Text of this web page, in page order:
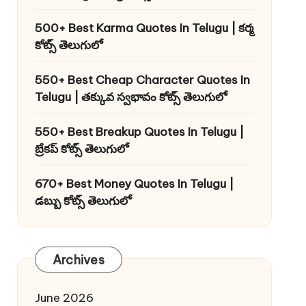
500+ Best Karma Quotes In Telugu | కర్మ
కోట్స్ తెలుగులో
550+ Best Cheap Character Quotes In
Telugu | తక్కువ స్వభావం కోట్స్ తెలుగులో
550+ Best Breakup Quotes In Telugu |
బ్రేకప్ కోట్స్ తెలుగులో
670+ Best Money Quotes In Telugu |
డబ్బు కోట్స్ తెలుగులో
Archives
June 2026